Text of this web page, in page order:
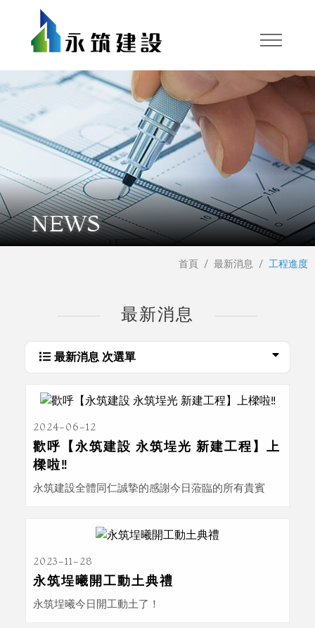
NEWS
首頁 最新消息 工程進度
最新消息
最新消息 次選單
2024-06-12
歡呼【永筑建設 永筑埕光 新建工程】上
樑啦‼
永筑建設全體同仁誠摯的感謝今日蒞臨的所有貴賓
2023-11-28
永筑埕曦開工動土典禮
永筑埕曦今日開工動土了！